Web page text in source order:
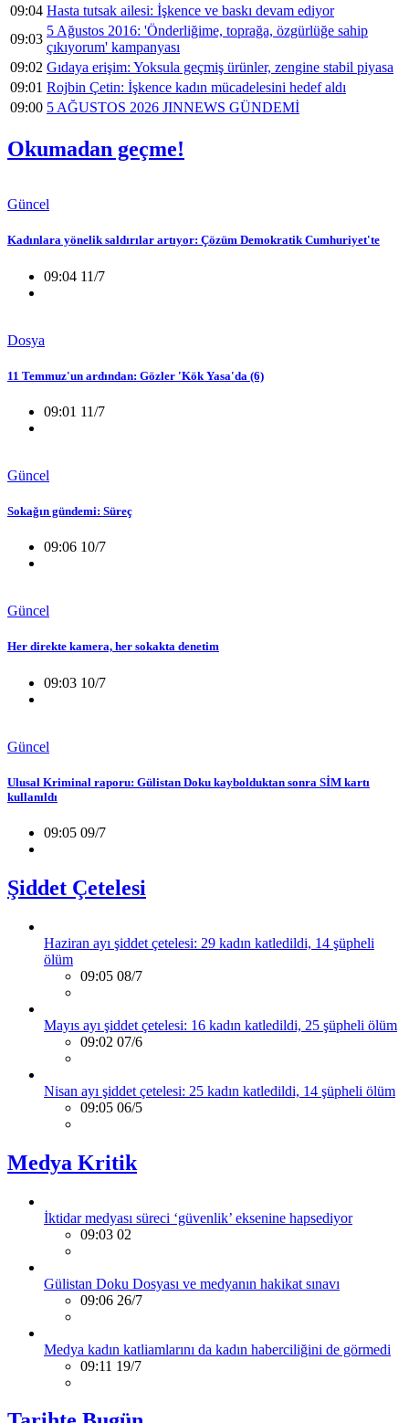
09:04 Hasta tutsak ailesi: İşkence ve baskı devam ediyor
09:03
5 Ağustos 2016: 'Önderliğime, toprağa, özgürlüğe sahip
çıkıyorum' kampanyası
09:02 Gıdaya erişim: Yoksula geçmiş ürünler, zengine stabil piyasa
09:01 Rojbin Çetin: İşkence kadın mücadelesini hedef aldı
09:00 5 AĞUSTOS 2026 JINNEWS GÜNDEMİ
Okumadan geçme!
Güncel
Kadınlara yönelik saldırılar artıyor: Çözüm Demokratik Cumhuriyet'te
09:04 11/7
Dosya
11 Temmuz'un ardından: Gözler 'Kök Yasa'da (6)
09:01 11/7
Güncel
Sokağın gündemi: Süreç
09:06 10/7
Güncel
Her direkte kamera, her sokakta denetim
09:03 10/7
Güncel
Ulusal Kriminal raporu: Gülistan Doku kaybolduktan sonra SİM kartı
kullanıldı
09:05 09/7
Şiddet Çetelesi
Haziran ayı şiddet çetelesi: 29 kadın katledildi, 14 şüpheli
ölüm
09:05 08/7
Mayıs ayı şiddet çetelesi: 16 kadın katledildi, 25 şüpheli ölüm
09:02 07/6
Nisan ayı şiddet çetelesi: 25 kadın katledildi, 14 şüpheli ölüm
09:05 06/5
Medya Kritik
İktidar medyası süreci ‘güvenlik’ eksenine hapsediyor
09:03 02
Gülistan Doku Dosyası ve medyanın hakikat sınavı
09:06 26/7
Medya kadın katliamlarını da kadın haberciliğini de görmedi
09:11 19/7